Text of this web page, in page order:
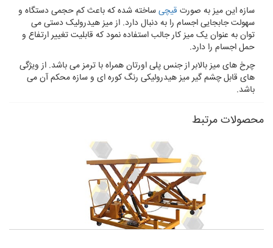
سازه این میز به صورتقیچیساخته شده که باعث کم حجمی دستگاه و
سهولت جابجایی اجسام را به دنبال دارد. از میز هیدرولیک دستی می
توان به عنوان یک میز کار جالب استفاده نمود که قابلیت تغییر ارتفاع و
حمل اجسام را دارد.
چرخ های میز بالابر از جنس پلی اورتان همراه با ترمز می باشد. از ویژگی
های قابل چشم گیر میز هیدرولیکی رنگ کوره ای و سازه محکم آن می
باشد.
محصولات مرتبط